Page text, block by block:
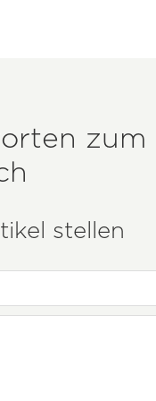
zum
stellen